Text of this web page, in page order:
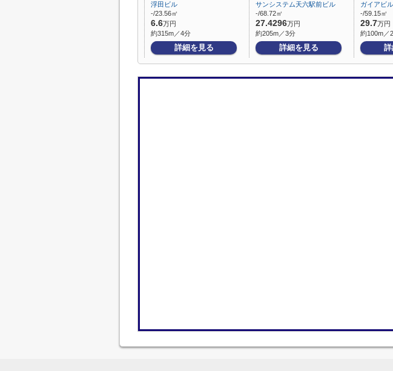
浮田ビル
-/23.56㎡
6.6万円
約315m／4分
詳細を見る
サンシステム天六駅前ビル
-/68.72㎡
27.4296万円
約205m／3分
詳細を見る
ガイアビ
-/59.15㎡
29.7万円
約100m／